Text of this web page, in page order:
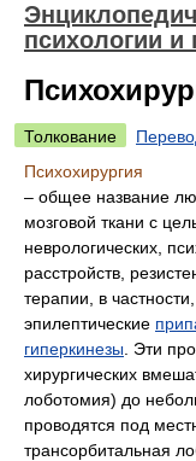
психологии и
Толкование
Психохирургия
– общее название
мозговой ткани с
неврологических,
расстройств,
терапии, в
эпилептические
гиперкинезы . Эти
хирургических
лоботомия) до
проводятся под
трансорбитальная